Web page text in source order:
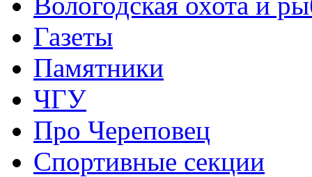
Газеты
Памятники
ЧГУ
Про Череповец
Спортивные секции